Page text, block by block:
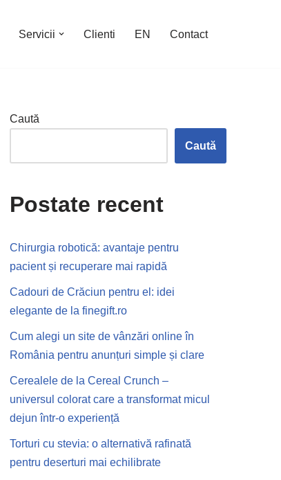
Servicii Clienti EN Contact
Caută
Caută
Postate recent
Chirurgia robotică: avantaje pentru
pacient și recuperare mai rapidă
Cadouri de Crăciun pentru el: idei
elegante de la finegift.ro
Cum alegi un site de vânzări online în
România pentru anunțuri simple și clare
Cerealele de la Cereal Crunch –
universul colorat care a transformat micul
dejun într-o experiență
Torturi cu stevia: o alternativă rafinată
pentru deserturi mai echilibrate